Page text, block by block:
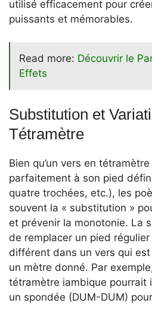
utilisé efficacement pour
puissants et mémorables.
Read more: Découvrir le
Effets
Substitution et
Tétramètre
Bien qu’un vers en
parfaitement à son pied
quatre trochées, etc.), les
souvent la « substitution »
et prévenir la monotonie. La
de remplacer un pied
différent dans un vers qui
un mètre donné. Par
tétramètre iambique pourrait
un spondée (DUM-DUM)